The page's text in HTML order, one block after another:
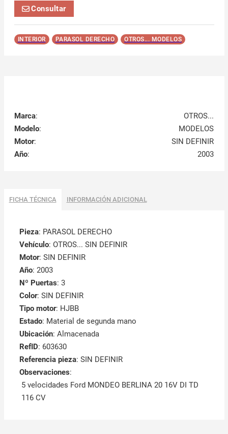
Consultar
INTERIOR PARASOL DERECHO OTROS... MODELOS
Marca:
OTROS...
Modelo:
MODELOS
Motor:
SIN DEFINIR
Año: 2003
FICHA TÉCNICA INFORMACIÓN ADICIONAL
Pieza: PARASOL DERECHO
Vehículo: OTROS... SIN DEFINIR
Motor: SIN DEFINIR
Año: 2003
Nº Puertas: 3
Color: SIN DEFINIR
Tipo motor: HJBB
Estado: Material de segunda mano
Ubicación: Almacenada
RefID: 603630
Referencia pieza: SIN DEFINIR
Observaciones:
5 velocidades Ford MONDEO BERLINA 20 16V DI TD
116 CV